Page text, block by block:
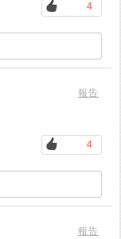
4
報告
4
報告